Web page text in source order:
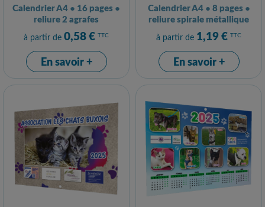
Calendrier A4 ● 16 pages ●
reliure 2 agrafes
à partir de 0,58 € TTC
En savoir +
Calendrier A4 ● 8 pages ●
reliure spirale métallique
à partir de 1,19 € TTC
En savoir +